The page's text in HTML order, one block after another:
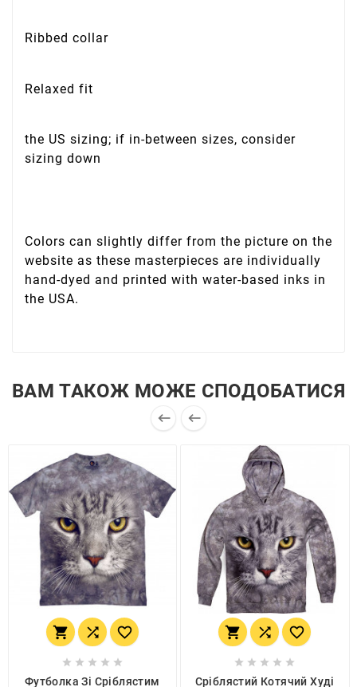
Ribbed collar
Relaxed fit
the US sizing; if in-between sizes, consider
sizing down
Colors can slightly differ from the picture on the
website as these masterpieces are individually
hand-dyed and printed with water-based inks in
the USA.
ВАМ ТАКОЖ МОЖЕ СПОДОБАТИСЯ
 
  
    
Футболка Зі Сріблястим
  
    
Сріблястий Котячий Худі